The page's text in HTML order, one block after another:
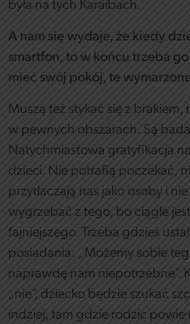
była na tych Karaibach.
A nam się wydaje, że kiedy
smartfon, to w końcu trzeba
mieć swój pokój, te
Muszą też stykać się z brakiem,
w pewnych obszarach. Są
Natychmiastowa gratyfikacja
dzieci. Nie potrafią poczekać,
przytłaczają nas jako osoby i
wygrzebać z tego, bo ciągle
fajniejszego. Trzeba gdzieś
posiadania: „Możemy sobie
naprawdę nam niepotrzebne”.
„nie”, dziecko będzie szukać
indziej, tam gdzie rodzic powie